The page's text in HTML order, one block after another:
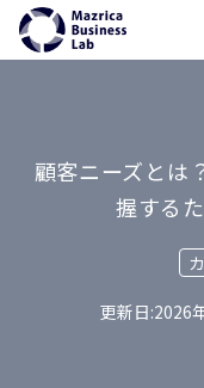
顧客ニーズとは
握する
2026